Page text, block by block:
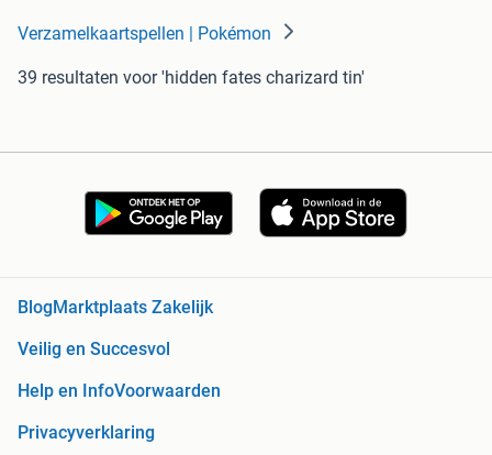
Verzamelkaartspellen | Pokémon
39 resultaten voor 'hidden fates charizard tin'
Blog Marktplaats Zakelijk
Veilig en Succesvol
Help en InfoVoorwaarden
Privacyverklaring